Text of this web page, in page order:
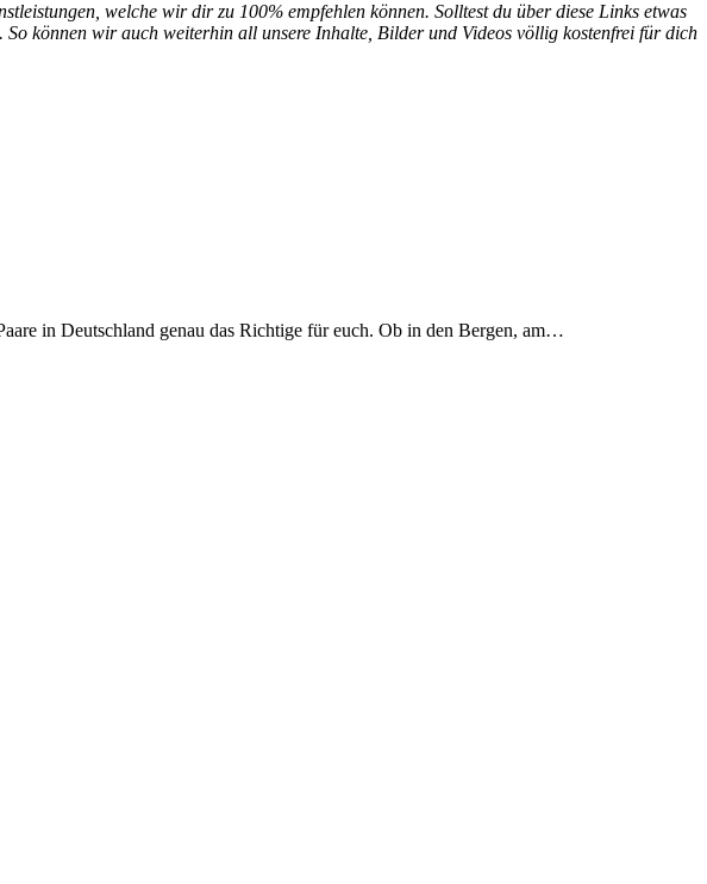
welche wir dir zu 100% empfehlen können. Solltest du über diese Links etwas
können wir auch weiterhin all unsere Inhalte, Bilder und Videos völlig kostenfrei für dich
in Deutschland genau das Richtige für euch. Ob in den Bergen, am…